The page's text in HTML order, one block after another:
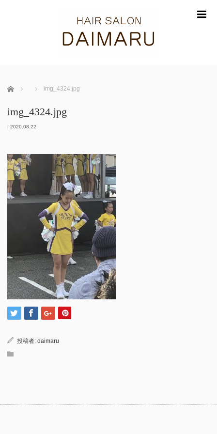
ホーム img_4324.jpg
img_4324.jpg
| 2020.08.22
投稿者: daimaru